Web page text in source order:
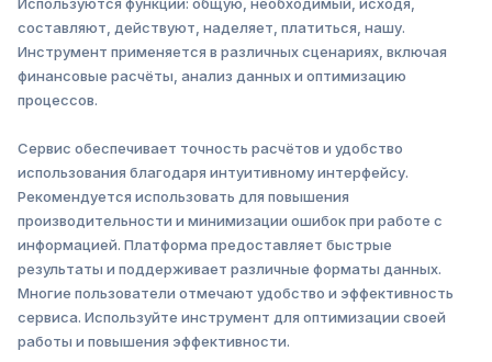
составляют, действуют, наделяет, платиться, нашу.
Инструмент применяется в различных сценариях, включая
финансовые расчёты, анализ данных и оптимизацию
процессов.
Сервис обеспечивает точность расчётов и удобство
использования благодаря интуитивному интерфейсу.
Рекомендуется использовать для повышения
производительности и минимизации ошибок при работе с
информацией. Платформа предоставляет быстрые
результаты и поддерживает различные форматы данных.
Многие пользователи отмечают удобство и эффективность
сервиса. Используйте инструмент для оптимизации своей
работы и повышения эффективности.